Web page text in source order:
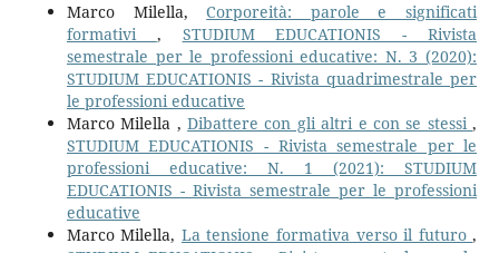
Marco Milella,Corporeità: parole e significati
formativi , STUDIUM EDUCATIONIS - Rivista
semestrale per le professioni educative: N. 3 (2020):
STUDIUM EDUCATIONIS - Rivista quadrimestrale per
le professioni educative
Marco Milella ,Dibattere con gli altri e con se stessi,
STUDIUM EDUCATIONIS - Rivista semestrale per le
professioni educative: N. 1 (2021): STUDIUM
EDUCATIONIS - Rivista semestrale per le professioni
educative
Marco Milella, La tensione formativa verso il futuro,